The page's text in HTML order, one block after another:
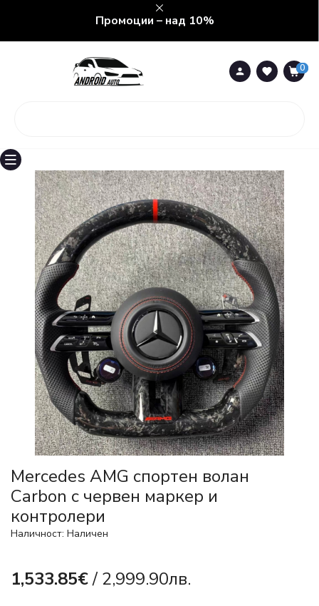
Промоции – над 10%
0
0
Mercedes AMG спортен волан
Carbon с червен маркер и
контролери
Наличност: Наличен
1,533.85€/ 2,999.90лв.